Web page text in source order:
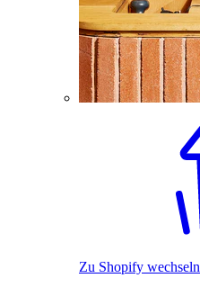
Zu Shopify wechseln